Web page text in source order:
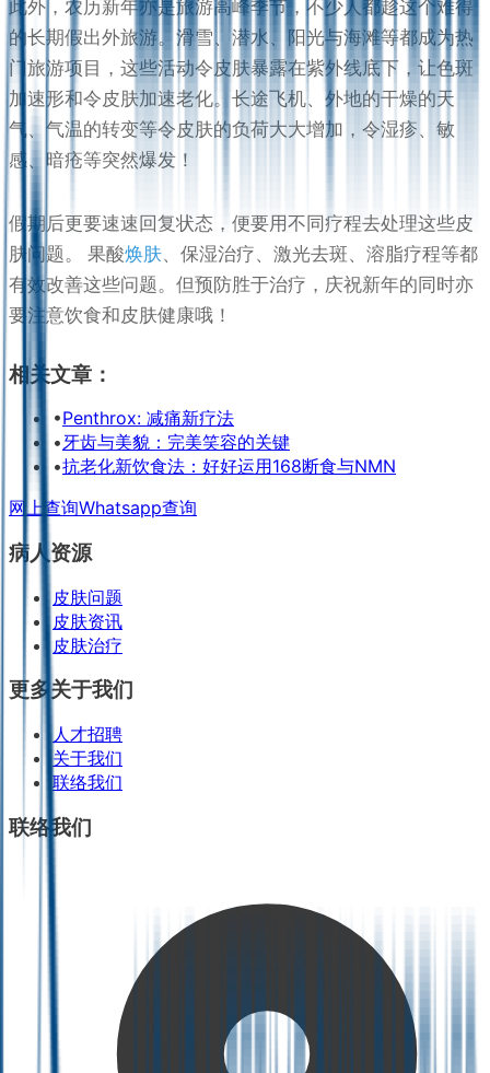
此外，农历新年亦是旅游高峰季节，不少人都趁这个难得
的长期假出外旅游。滑雪、潜水、阳光与海滩等都成为热
门旅游项目，这些活动令皮肤暴露在紫外线底下，让色斑
加速形和令皮肤加速老化。长途飞机、外地的干燥的天
气、气温的转变等令皮肤的负荷大大增加，令湿疹、敏
感、暗疮等突然爆发！
假期后更要速速回复状态，便要用不同疗程去处理这些皮
肤问题。 果酸焕肤 、保湿治疗、激光去斑、溶脂疗程等都
有效改善这些问题。但预防胜于治疗，庆祝新年的同时亦
要注意饮食和皮肤健康哦！
相关文章：
•Penthrox: 减痛新疗法
•牙齿与美貌：完美笑容的关键
•抗老化新饮食法：好好运用168断食与NMN
网上查询Whatsapp查询
病人资源
皮肤问题
皮肤资讯
皮肤治疗
更多关于我们
人才招聘
关于我们
联络我们
联络我们